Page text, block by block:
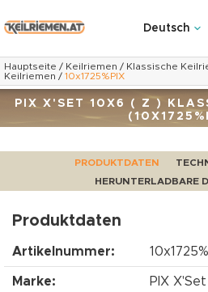
Deutsch
Hauptseite / Keilriemen / Klassische
Keilriemen / 10x1725%PIX
PIX X'SET 10X6 ( Z )
PRODUKTDATEN
HERUNTERLADBARE
Produktdaten
Artikelnummer:
Marke: PIX X'Set